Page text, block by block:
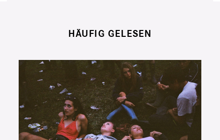
HÄUFIG GELESEN